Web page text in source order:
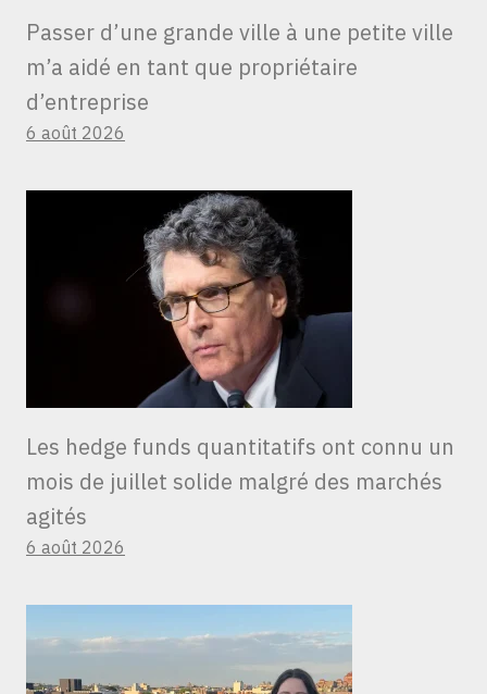
Passer d’une grande ville à une petite ville
m’a aidé en tant que propriétaire
d’entreprise
6 août 2026
Les hedge funds quantitatifs ont connu un
mois de juillet solide malgré des marchés
agités
6 août 2026